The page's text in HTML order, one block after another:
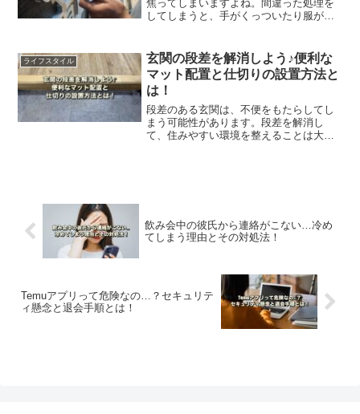
焦ってしまいますよね。間違った処理を
してしまうと、手がくっついたり服がシ
します。是非、参考にしてみてくださ
い。
ライフスタイル
玄関の段差を解消しよう♪便利な
マット配置と仕切りの設置方法と
は！
段差のある玄関は、不便をもたらしてし
まう可能性があります。段差を解消し
て、住みやすい環境を整えることは大変
飲み会中の彼氏から連絡がこない…冷め
てしまう理由とその対処法！
Temuアプリって危険なの…？セキュリテ
ィ懸念と退会手順とは！